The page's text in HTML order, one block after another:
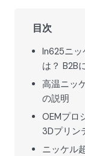
目次
In625ニ
は？ B2B
高温ニッ
の説明
OEMプロ
3Dプリン
ニッケル